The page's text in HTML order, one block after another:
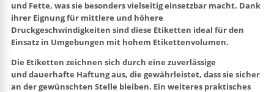
und Fette, was sie besonders vielseitig einsetzbar macht. Dank
ihrer Eignung für mittlere und höhere
Druckgeschwindigkeiten sind diese Etiketten ideal für den
Einsatz in Umgebungen mit hohem Etikettenvolumen.
Die Etiketten zeichnen sich durch eine zuverlässige
unddauerhafte Haftungaus, die gewährleistet, dass sie sicher
an der gewünschten Stelle bleiben. Ein weiteres praktisches